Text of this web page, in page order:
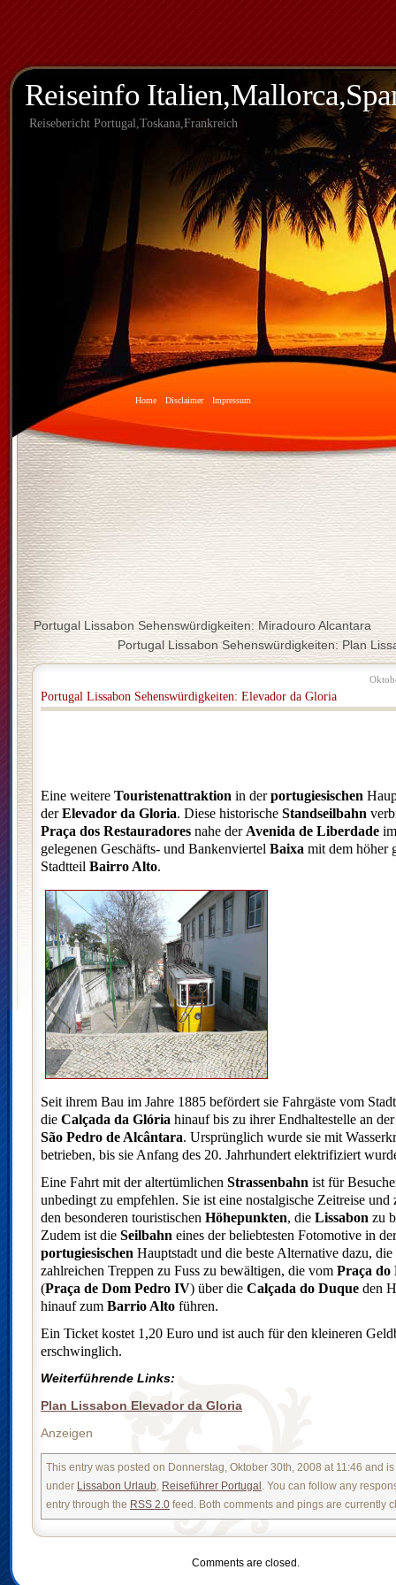
Reiseinfo
Reisebericht Portugal,Toskana,Frankreich
Home Disclaimer Impressum
Portugal Lissabon Sehenswürdigkeiten: Miradouro Alcantara
Portugal Lissabon Sehenswürdigkeiten: Plan
Portugal Lissabon Sehenswürdigkeiten: Elevador da Gloria
Eine weitere Touristenattraktion in derportugiesischen
derElevador da Gloria. Diese historische Standseilbahn
Praça dos Restauradores nahe derAvenida de Liberdade
gelegenen Geschäfts- und Bankenviertel Baixa mit dem höher
Stadtteil Bairro Alto.
Seit ihrem Bau im Jahre 1885 befördert sie Fahrgäste vom
die Calçada da Glória hinauf bis zu ihrer Endhaltestelle an
São Pedro de Alcântara. Ursprünglich wurde sie mit
betrieben, bis sie Anfang des 20. Jahrhundert elektrifiziert
Eine Fahrt mit der altertümlichen Strassenbahn ist für
unbedingt zu empfehlen. Sie ist eine nostalgische Zeitreise und
den besonderen touristischen Höhepunkten, die Lissabon zu
Zudem ist die Seilbahn eines der beliebtesten Fotomotive in der
portugiesischen Hauptstadt und die beste Alternative dazu, die
zahlreichen Treppen zu Fuss zu bewältigen, die vom Praça do
(Praça de Dom Pedro IV) über die Calçada do Duque den
hinauf zum Barrio Alto führen.
Ein Ticket kostet 1,20 Euro und ist auch für den kleineren
erschwinglich.
Weiterführende Links:
Plan Lissabon Elevador da Gloria
Anzeigen
This entry was posted on Donnerstag, Oktober 30th, 2008 at 11:46 and
under Lissabon Urlaub, Reiseführer Portugal . You can follow any
entry through the RSS 2.0 feed. Both comments and pings are currently
Comments are closed.